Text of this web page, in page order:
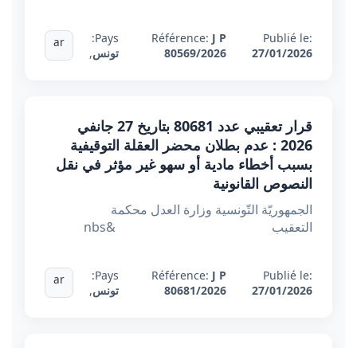
Publié le:
27/01/2026
Référence: J P
80569/2026
Pays:
تونس,
ar
قرار تعقيبي عدد 80681 بتاريخ 27 جانفي
2026 : عدم بطلان محضر العقلة التوقيفية
بسبب أخطاء مادية أو سهو غير مؤثر في نقل
النصوص القانونية
الجمهوريّة التّونسية وزارة العدل محكمة
التعقيب &nbs
Publié le:
27/01/2026
Référence: J P
80681/2026
Pays:
تونس,
ar